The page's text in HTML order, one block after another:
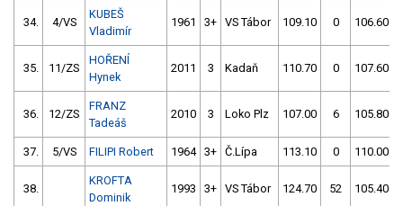
34. 4/VS
KUBEŠ
Vladimír
1961 3+ VS Tábor 109.10 0 106.60
35. 11/ZS
HOŘENÍ
Hynek
2011 3 Kadaň 110.70 0 107.60
36. 12/ZS
FRANZ
Tadeáš
2010 3 Loko Plz 107.00 6 105.80
37. 5/VS FILIPI Robert 1964 3+ Č.Lípa 113.10 0 110.00
38.
KROFTA
Dominik
1993 3+ VS Tábor 124.70 52 105.40